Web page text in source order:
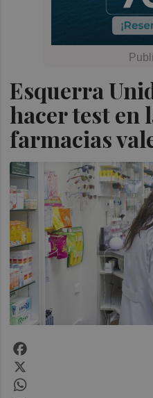
Esquerra
hacer test en
farmacias